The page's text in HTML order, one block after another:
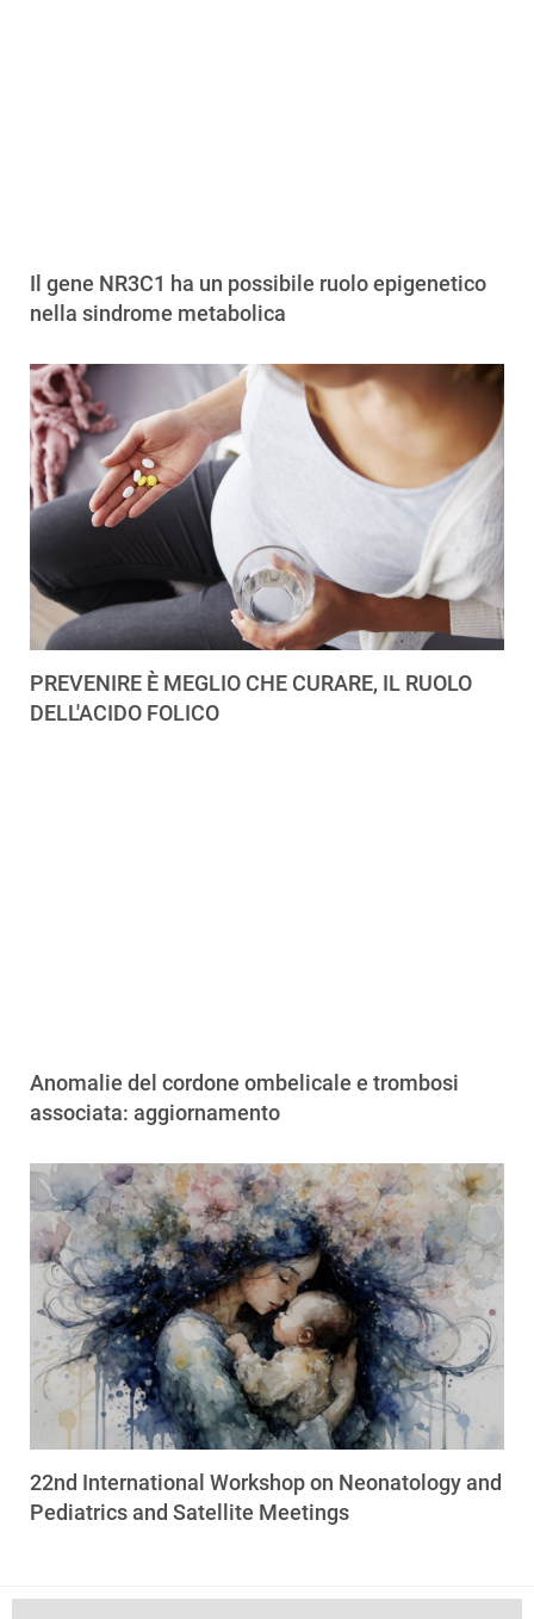
Il gene NR3C1 ha un possibile ruolo epigenetico
nella sindrome metabolica
PREVENIRE È MEGLIO CHE CURARE, IL RUOLO
DELL'ACIDO FOLICO
Anomalie del cordone ombelicale e trombosi
associata: aggiornamento
22nd International Workshop on Neonatology and
Pediatrics and Satellite Meetings